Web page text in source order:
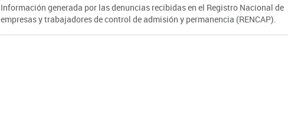
Información generada por las denuncias recibidas en el Registro Nacional de
empresas y trabajadores de control de admisión y permanencia (RENCAP).